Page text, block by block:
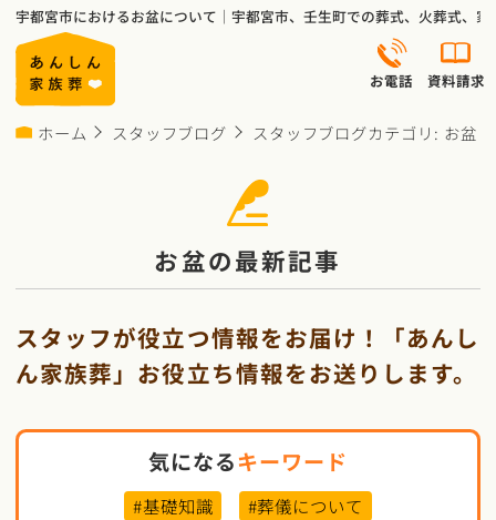
宇都宮市におけるお盆について｜宇都宮市、壬生町での葬式、火葬式、
お電話 資料請求
ホーム スタッフブログ スタッフブログカテゴリ: お盆
お盆の最新記事
スタッフが役立つ情報をお届け！「あんし
ん家族葬」お役立ち情報をお送りします。
気になるキーワード
#基礎知識
#葬儀について